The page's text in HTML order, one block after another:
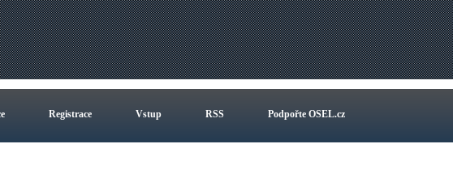
Registrace Vstup RSS Podpořte OSEL.cz